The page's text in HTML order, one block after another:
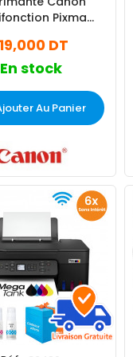
Pixma
CouleursDT
En stock
Au Panier